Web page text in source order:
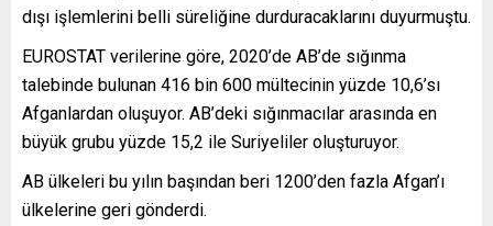
dışı işlemlerini belli süreliğine durduracaklarını duyurmuştu.
EUROSTAT verilerine göre, 2020’de AB’de sığınma
talebinde bulunan 416 bin 600 mültecinin yüzde 10,6’sı
Afganlardan oluşuyor. AB’deki sığınmacılar arasında en
büyük grubu yüzde 15,2 ile Suriyeliler oluşturuyor.
AB ülkeleri bu yılın başından beri 1200’den fazla Afgan’ı
ülkelerine geri gönderdi.